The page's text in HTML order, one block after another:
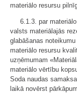
materiālo resursu
6.1.3. par
valsts materiālajās
glabāšanas
materiālo resursu
uzņēmumam
materiālo vērtību
Soda naudas
laikā novērst